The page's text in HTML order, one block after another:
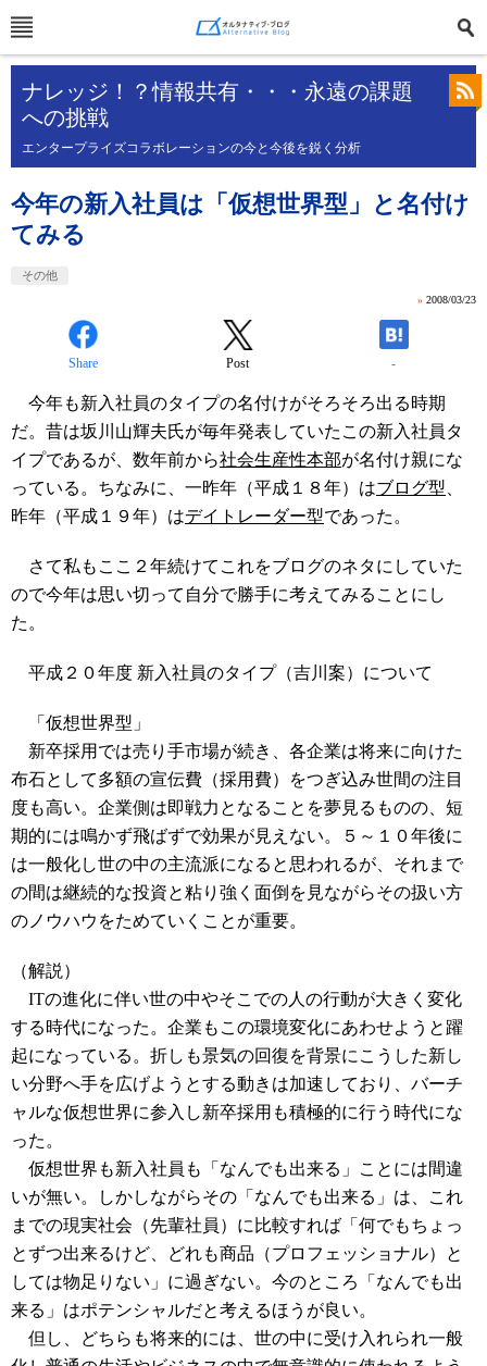
ナレッジ！？情報共有・・・永遠の課題
への挑戦
エンタープライズコラボレーションの今と今後を鋭く分析
今年の新入社員は「仮想世界型」と名付け
てみる
その他
» 2008/03/23
Share Post -
今年も新入社員のタイプの名付けがそろそろ出る時期
だ。昔は坂川山輝夫氏が毎年発表していたこの新入社員タ
イプであるが、数年前から社会生産性本部が名付け親にな
っている。ちなみに、一昨年（平成１８年）はブログ型
昨年（平成１９年）はデイトレーダー型であった。
さて私もここ２年続けてこれをブログのネタにしていた
ので今年は思い切って自分で勝手に考えてみることにし
た。
平成２０年度 新入社員のタイプ（吉川案）について
「仮想世界型」
新卒採用では売り手市場が続き、各企業は将来に向けた
布石として多額の宣伝費（採用費）をつぎ込み世間の注目
度も高い。企業側は即戦力となることを夢見るものの、短
期的には鳴かず飛ばずで効果が見えない。５～１０年後に
は一般化し世の中の主流派になると思われるが、それまで
の間は継続的な投資と粘り強く面倒を見ながらその扱い方
のノウハウをためていくことが重要。
（解説）
ITの進化に伴い世の中やそこでの人の行動が大きく変化
する時代になった。企業もこの環境変化にあわせようと躍
起になっている。折しも景気の回復を背景にこうした新し
い分野へ手を広げようとする動きは加速しており、バーチ
ャルな仮想世界に参入し新卒採用も積極的に行う時代にな
った。
仮想世界も新入社員も「なんでも出来る」ことには間違
いが無い。しかしながらその「なんでも出来る」は、これ
までの現実社会（先輩社員）に比較すれば「何でもちょっ
とずつ出来るけど、どれも商品（プロフェッショナル）と
しては物足りない」に過ぎない。今のところ「なんでも出
来る」はポテンシャルだと考えるほうが良い。
但し、どちらも将来的には、世の中に受け入れられ一般